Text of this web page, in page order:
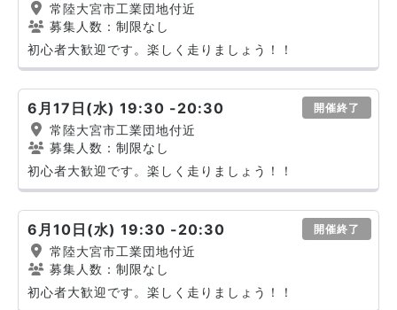
常陸大宮市工業団地付近
募集人数：制限なし
初心者大歓迎です。楽しく走りましょう！！
6月17日(水) 19:30 -20:30 開催終了
常陸大宮市工業団地付近
募集人数：制限なし
初心者大歓迎です。楽しく走りましょう！！
6月10日(水) 19:30 -20:30 開催終了
常陸大宮市工業団地付近
募集人数：制限なし
初心者大歓迎です。楽しく走りましょう！！